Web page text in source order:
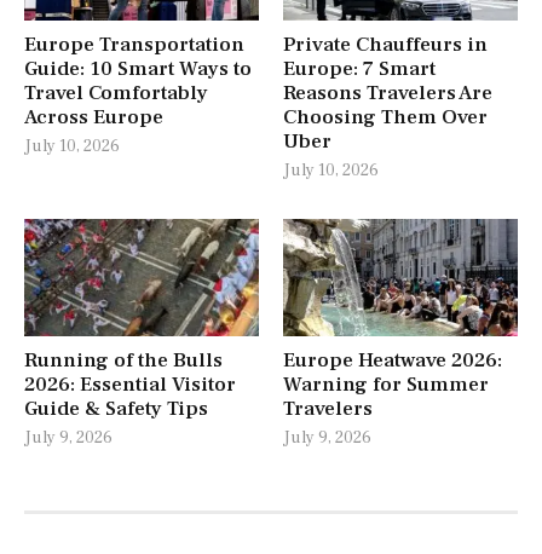
Europe Transportation
Guide: 10 Smart Ways to
Travel Comfortably
Across Europe
July 10, 2026
Private Chauffeurs in
Europe: 7 Smart
Reasons Travelers Are
Choosing Them Over
Uber
July 10, 2026
Running of the Bulls
2026: Essential Visitor
Guide & Safety Tips
July 9, 2026
Europe Heatwave 2026:
Warning for Summer
Travelers
July 9, 2026